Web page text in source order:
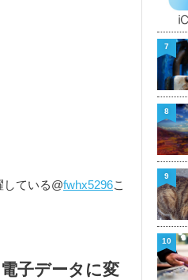
している@fwhx5296こ
子データに変
7
8
9
10